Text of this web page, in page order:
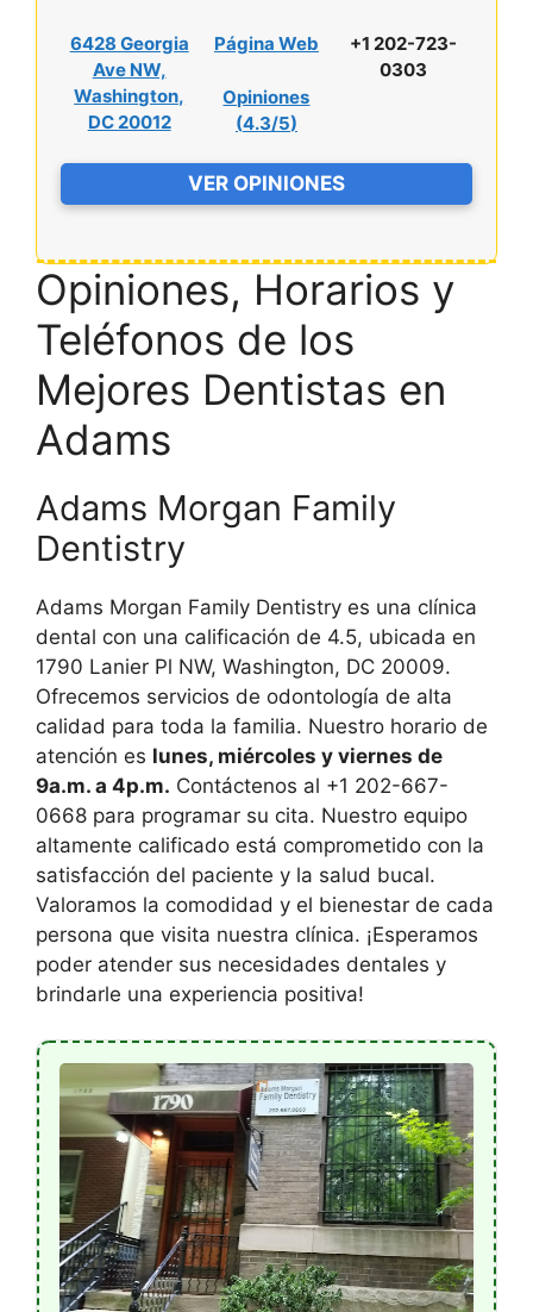
6428 Georgia
Ave NW,
Washington,
DC 20012
Página Web
Opiniones
(4.3/5)
+1 202-723-
0303
VER OPINIONES
Opiniones, Horarios y
Teléfonos de los
Mejores Dentistas en
Adams
Adams Morgan Family
Dentistry
Adams Morgan Family Dentistry es una clínica
dental con una calificación de 4.5, ubicada en
1790 Lanier Pl NW, Washington, DC 20009.
Ofrecemos servicios de odontología de alta
calidad para toda la familia. Nuestro horario de
atención es lunes, miércoles y viernes de
9a.m. a 4p.m. Contáctenos al +1 202-667-
0668 para programar su cita. Nuestro equipo
altamente calificado está comprometido con la
satisfacción del paciente y la salud bucal.
Valoramos la comodidad y el bienestar de cada
persona que visita nuestra clínica. ¡Esperamos
poder atender sus necesidades dentales y
brindarle una experiencia positiva!